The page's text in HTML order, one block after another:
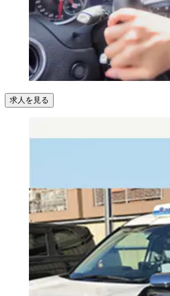
求人を見る